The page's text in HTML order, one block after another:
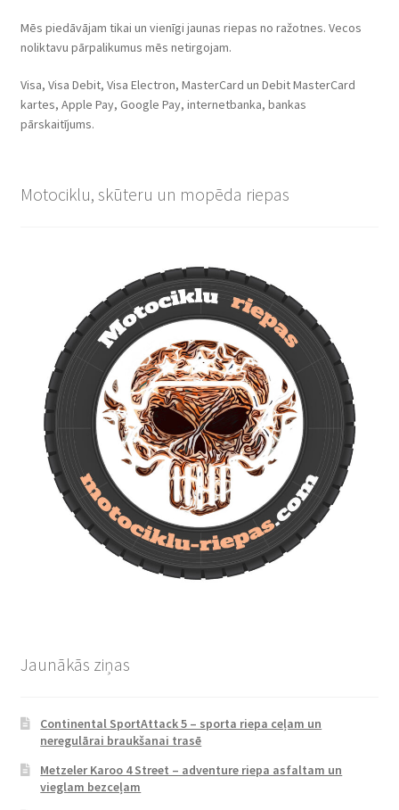
Mēs piedāvājam tikai un vienīgi jaunas riepas no ražotnes. Vecos
noliktavu pārpalikumus mēs netirgojam.
Visa, Visa Debit, Visa Electron, MasterCard un Debit MasterCard
kartes, Apple Pay, Google Pay, internetbanka, bankas
pārskaitījums.
Motociklu, skūteru un mopēda riepas
Jaunākās ziņas
Continental SportAttack 5 – sporta riepa ceļam un
neregulārai braukšanai trasē
Metzeler Karoo 4 Street – adventure riepa asfaltam un
vieglam bezceļam